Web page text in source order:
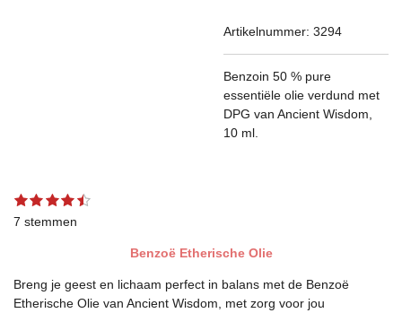
Artikelnummer: 3294
Benzoin 50 % pure
essentiële olie verdund met
DPG van Ancient Wisdom,
10 ml.
R
a
1
t
2
t
e
n
3
t
e
n
4
t
e
n
5
t
e
n
S
n
7 stemmen
Benzoë Etherische Olie
Breng je geest en lichaam perfect in balans met de Benzoë
Etherische Olie van Ancient Wisdom, met zorg voor jou